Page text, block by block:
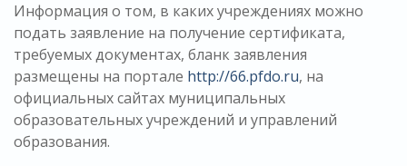
Информация о том, в каких учреждениях можно
подать заявление на получение сертификата,
требуемых документах, бланк заявления
размещены на портале http://66.pfdo.ru, на
официальных сайтах муниципальных
образовательных учреждений и управлений
образования.